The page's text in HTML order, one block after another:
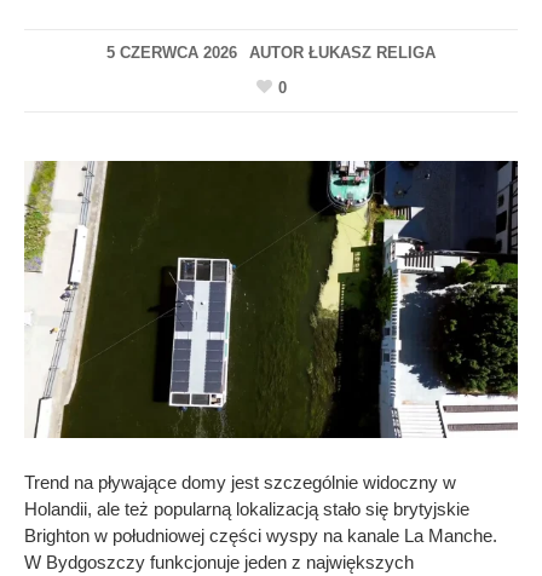
5 CZERWCA 2026 AUTOR ŁUKASZ RELIGA
0
Trend na pływające domy jest szczególnie widoczny w
Holandii, ale też popularną lokalizacją stało się brytyjskie
Brighton w południowej części wyspy na kanale La Manche.
W Bydgoszczy funkcjonuje jeden z największych